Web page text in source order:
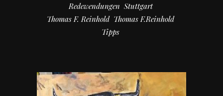
Redewendungen Stuttgart
Thomas F. Reinhold Thomas F.Reinhold
Tipps